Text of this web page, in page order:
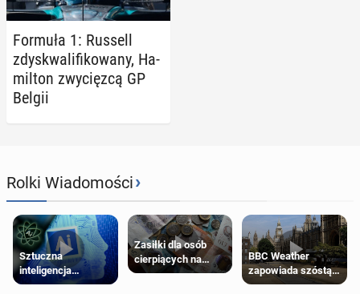
Formuła 1: Russell
zdys­kwa­li­fi­ko­wa­ny, Ha­
mil­ton zwy­cięz­cą GP
Belgii
Rolki Wiadomości›
Sztuczna
inteligencja
próbowała oszukać
Zasiłki dla osób
cierpiących na
schorzenia
BBC Weather
zapowiada szóstą
falę upałów w